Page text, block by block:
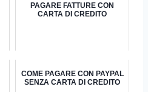
PAGARE FATTURE CON
CARTA DI CREDITO
COME PAGARE CON PAYPAL
SENZA CARTA DI CREDITO